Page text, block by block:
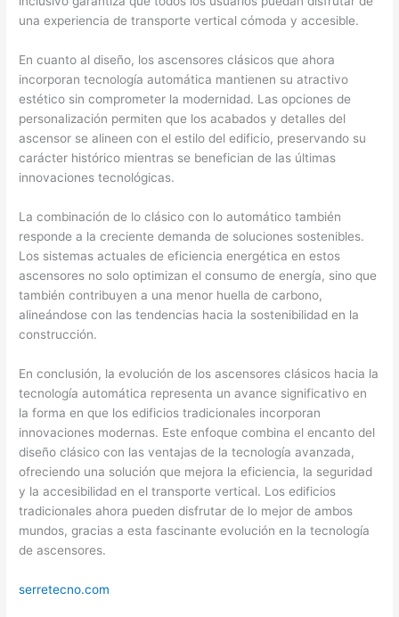
una experiencia de transporte vertical cómoda y accesible.
En cuanto al diseño, los ascensores clásicos que ahora
incorporan tecnología automática mantienen su atractivo
estético sin comprometer la modernidad. Las opciones de
personalización permiten que los acabados y detalles del
ascensor se alineen con el estilo del edificio, preservando su
carácter histórico mientras se benefician de las últimas
innovaciones tecnológicas.
La combinación de lo clásico con lo automático también
responde a la creciente demanda de soluciones sostenibles.
Los sistemas actuales de eficiencia energética en estos
ascensores no solo optimizan el consumo de energía, sino que
también contribuyen a una menor huella de carbono,
alineándose con las tendencias hacia la sostenibilidad en la
construcción.
En conclusión, la evolución de los ascensores clásicos hacia la
tecnología automática representa un avance significativo en
la forma en que los edificios tradicionales incorporan
innovaciones modernas. Este enfoque combina el encanto del
diseño clásico con las ventajas de la tecnología avanzada,
ofreciendo una solución que mejora la eficiencia, la seguridad
y la accesibilidad en el transporte vertical. Los edificios
tradicionales ahora pueden disfrutar de lo mejor de ambos
mundos, gracias a esta fascinante evolución en la tecnología
de ascensores.
serretecno.com